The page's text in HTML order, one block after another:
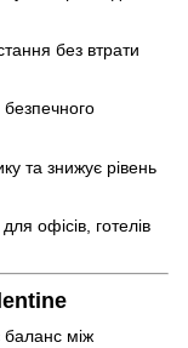
без втрати
та знижує рівень
офісів, готелів
баланс між